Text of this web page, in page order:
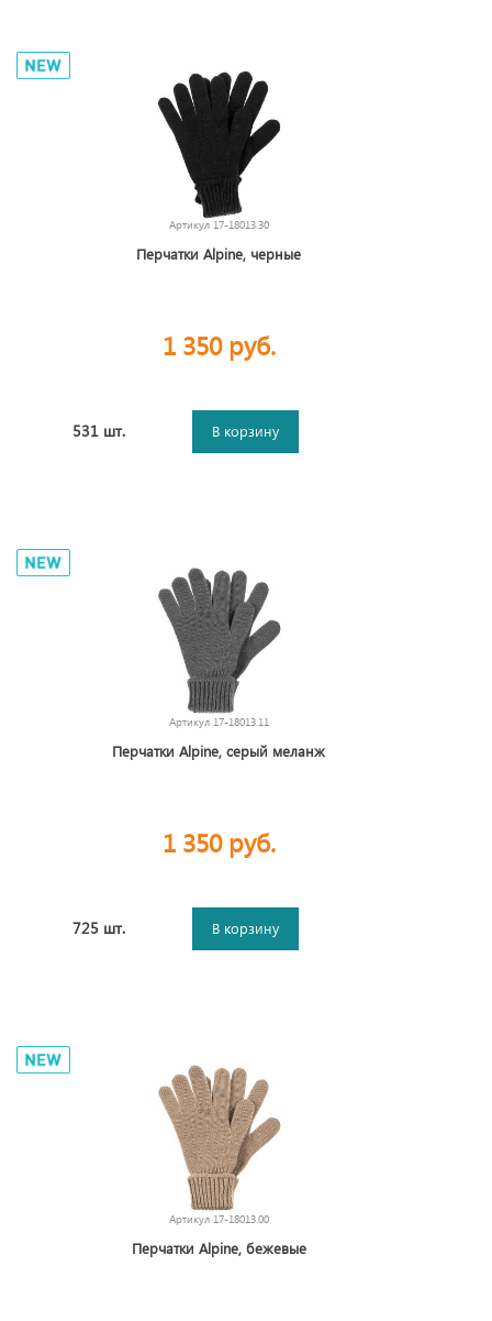
Артикул 17-18013.30
Перчатки Alpine, черные
1 350 руб.
531 шт. В корзину
Артикул 17-18013.11
Перчатки Alpine, серый меланж
1 350 руб.
725 шт. В корзину
Артикул 17-18013.00
Перчатки Alpine, бежевые